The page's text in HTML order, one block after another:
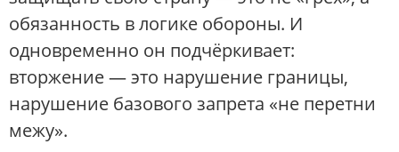
обязанность в логике обороны. И
одновременно он подчёркивает:
вторжение — это нарушение границы,
нарушение базового запрета «не перетни
межу».